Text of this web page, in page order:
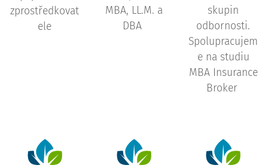
zprostředkovat
ele
MBA, LL.M. a
DBA
skupin
odbornosti.
Spolupracujem
e na studiu
MBA Insurance
Broker